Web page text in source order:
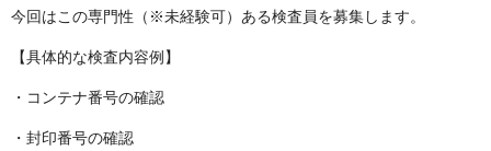
今回はこの専門性（※未経験可）ある検査員を募集します。
【具体的な検査内容例】
・コンテナ番号の確認
・封印番号の確認